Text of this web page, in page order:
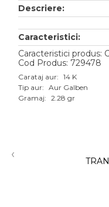
Aur alb
Aur roz
Aur mixt
18K
Descriere:
Caracteristici:
Caracteristici produs:
Cod Produs: 729478
Carataj aur: 14 K
Tip aur: Aur Galben
Gramaj: 2.28 gr
‹